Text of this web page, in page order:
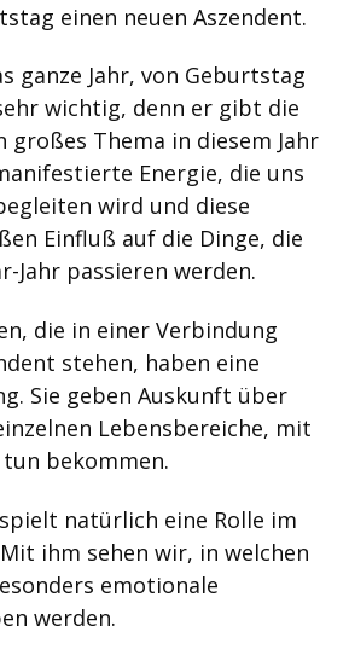
einen neuen Aszendent.
ganze Jahr, von Geburtstag
wichtig, denn er gibt die
großes Thema in diesem Jahr
Energie, die uns
wird und diese
Einfluß auf die Dinge, die
Jahr passieren werden.
die in einer Verbindung
stehen, haben eine
Sie geben Auskunft über
Lebensbereiche, mit
bekommen.
natürlich eine Rolle im
ihm sehen wir, in welchen
emotionale
werden.